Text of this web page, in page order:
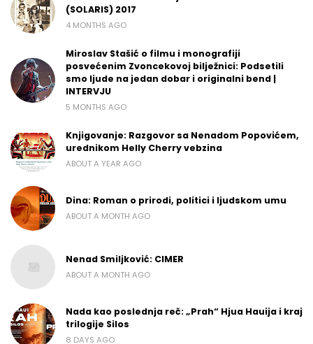
(SOLARIS) 2017
4 MONTHS AGO
Miroslav Stašić o filmu i monografiji
posvećenim Zvoncekovoj bilježnici: Podsetili
smo ljude na jedan dobar i originalni bend |
INTERVJU
5 MONTHS AGO
Knjigovanje: Razgovor sa Nenadom Popovićem,
urednikom Helly Cherry vebzina
ABOUT A YEAR AGO
Dina: Roman o prirodi, politici i ljudskom umu
ABOUT A MONTH AGO
Nenad Smiljković: CIMER
ABOUT A MONTH AGO
Nada kao poslednja reč: „Prah“ Hjua Hauija i kraj
trilogije Silos
8 DAYS AGO